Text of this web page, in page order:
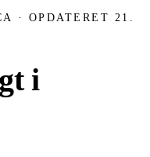
· OPDATERET 21.
i